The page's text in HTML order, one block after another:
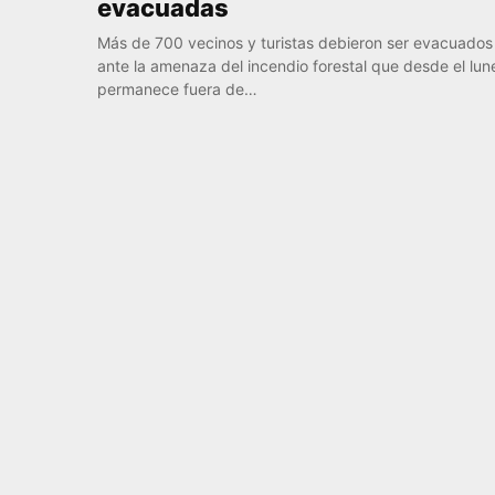
evacuadas
Más de 700 vecinos y turistas debieron ser evacuados
ante la amenaza del incendio forestal que desde el
permanece fuera de…